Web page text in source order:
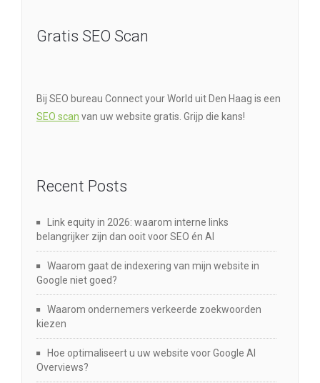
Gratis SEO Scan
Bij SEO bureau Connect your World uit Den Haag is een
SEO scan van uw website gratis. Grijp die kans!
Recent Posts
Link equity in 2026: waarom interne links
belangrijker zijn dan ooit voor SEO én AI
Waarom gaat de indexering van mijn website in
Google niet goed?
Waarom ondernemers verkeerde zoekwoorden
kiezen
Hoe optimaliseert u uw website voor Google AI
Overviews?